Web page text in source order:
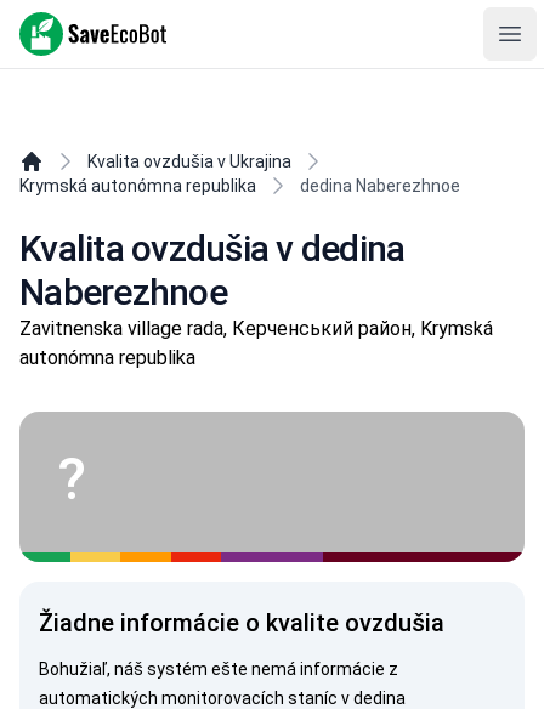
SaveEcoBot
Kvalita ovzdušia v Ukrajina
Krymská autonómna republika
dedina Naberezhnoe
Kvalita ovzdušia v dedina
Naberezhnoe
Zavitnenska village rada, Керченський район, Krymská
autonómna republika
?
Žiadne informácie o kvalite ovzdušia
Bohužiaľ, náš systém ešte nemá informácie z
automatických monitorovacích staníc v dedina